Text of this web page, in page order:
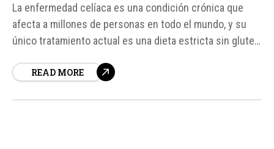
La enfermedad celíaca es una condición crónica que
afecta a millones de personas en todo el mundo, y su
único tratamiento actual es una dieta estricta sin gluten
españoles ha dado un paso importante hacia el
READ MORE